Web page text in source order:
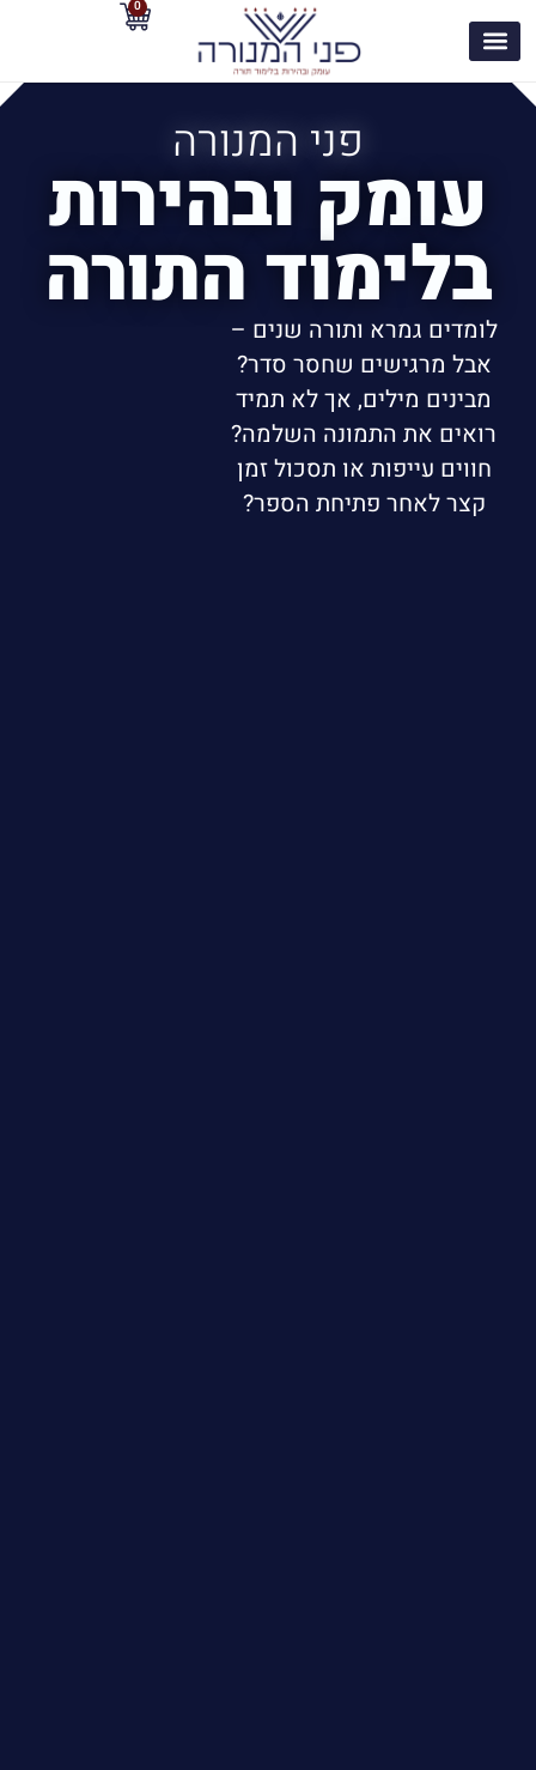
0
פני המנורה
עומק ובהירות
בלימוד התורה
לומדים גמרא ותורה שנים –
אבל מרגישים שחסר סדר?
מבינים מילים, אך לא תמיד
רואים את התמונה השלמה?
חווים עייפות או תסכול זמן
קצר לאחר פתיחת הספר?